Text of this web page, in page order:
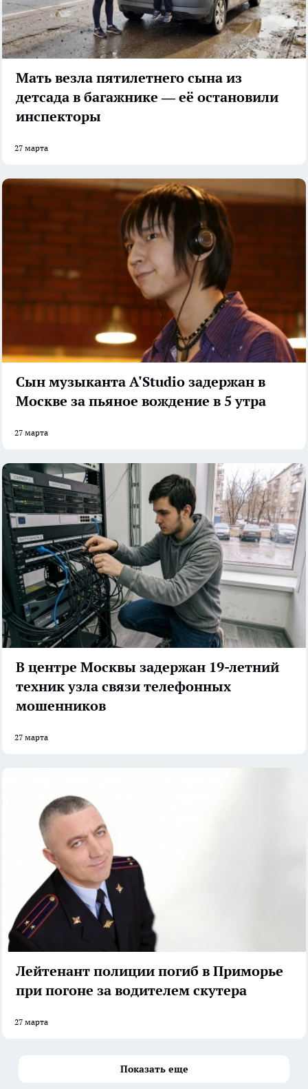
Мать везла пятилетнего сына из
детсада в багажнике — её остановили
инспекторы
27 марта
Сын музыканта A'Studio задержан в
Москве за пьяное вождение в 5 утра
27 марта
В центре Москвы задержан 19-летний
техник узла связи телефонных
мошенников
27 марта
Лейтенант полиции погиб в Приморье
при погоне за водителем скутера
27 марта
Показать еще